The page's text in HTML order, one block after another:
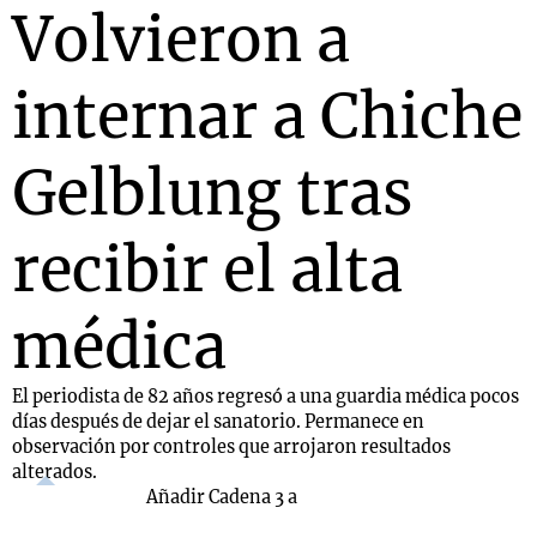
Volvieron a
internar a Chiche
Gelblung tras
recibir el alta
médica
El periodista de 82 años regresó a una guardia médica pocos
días después de dejar el sanatorio. Permanece en
observación por controles que arrojaron resultados
alterados.
Añadir Cadena 3 a